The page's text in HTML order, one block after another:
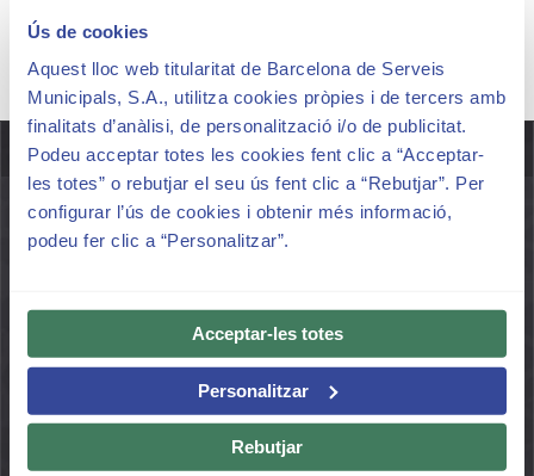
Ús de cookies
Aquest lloc web titularitat de Barcelona de Serveis
Municipals, S.A., utilitza cookies pròpies i de tercers amb
finalitats d’anàlisi, de personalització i/o de publicitat.
Podeu acceptar totes les cookies fent clic a “Acceptar-
les totes” o rebutjar el seu ús fent clic a “Rebutjar”. Per
configurar l’ús de cookies i obtenir més informació,
podeu fer clic a “Personalitzar”.
Acceptar-les totes
Personalitzar
Rebutjar
Mapa web
MÉS INFORMACIÓ
EL PARK HISTÒRIC
Més de 100 anys d'història
Patrimoni Mundial per la
Galeria Multimèdia
UN PARC PER A TOTHOM
La governança del Parc
El Park Güell i la ciutadania
El parc i el seu entorn
Natura i biodiversitat
Els espais d'estada